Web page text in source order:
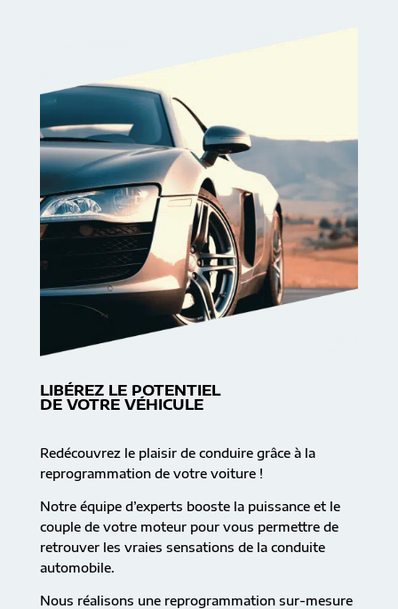
LIBÉREZ LE POTENTIEL
DE VOTRE VÉHICULE
Redécouvrez le plaisir de conduire grâce à la
reprogrammation de votre voiture !
Notre équipe d’experts booste la puissance et le
couple de votre moteur pour vous permettre de
retrouver les vraies sensations de la conduite
automobile.
Nous réalisons une reprogrammation sur-mesure